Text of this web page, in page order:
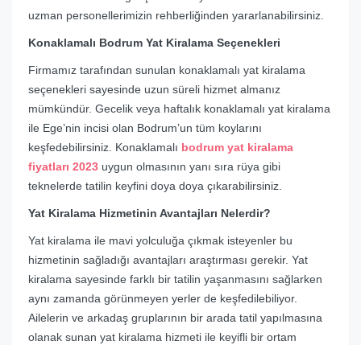
uzman personellerimizin rehberliğinden yararlanabilirsiniz.
Konaklamalı Bodrum Yat Kiralama Seçenekleri
Firmamız tarafından sunulan konaklamalı yat kiralama
seçenekleri sayesinde uzun süreli hizmet almanız
mümkündür. Gecelik veya haftalık konaklamalı yat kiralama
ile Ege’nin incisi olan Bodrum’un tüm koylarını
keşfedebilirsiniz. Konaklamalı bodrum yat kiralama
fiyatları 2023 uygun olmasının yanı sıra rüya gibi
teknelerde tatilin keyfini doya doya çıkarabilirsiniz.
Yat Kiralama Hizmetinin Avantajları Nelerdir?
Yat kiralama ile mavi yolculuğa çıkmak isteyenler bu
hizmetinin sağladığı avantajları araştırması gerekir. Yat
kiralama sayesinde farklı bir tatilin yaşanmasını sağlarken
aynı zamanda görünmeyen yerler de keşfedilebiliyor.
Ailelerin ve arkadaş gruplarının bir arada tatil yapılmasına
olanak sunan yat kiralama hizmeti ile keyifli bir ortam